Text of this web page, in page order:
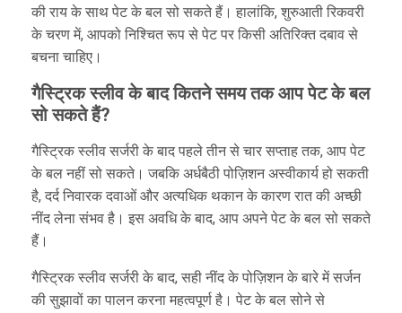
की राय के साथ पेट के बल सो सकते हैं। हालांकि, शुरुआती रिकवरी
के चरण में, आपको निश्चित रूप से पेट पर किसी अतिरिक्त दबाव से
बचना चाहिए।
गैस्ट्रिक स्लीव के बाद कितने समय तक आप पेट के बल
सो सकते हैं?
गैस्ट्रिक स्लीव सर्जरी के बाद पहले तीन से चार सप्ताह तक, आप पेट
के बल नहीं सो सकते। जबकि अर्धबैठी पोज़िशन अस्वीकार्य हो सकती
है, दर्द निवारक दवाओं और अत्यधिक थकान के कारण रात की अच्छी
नींद लेना संभव है। इस अवधि के बाद, आप अपने पेट के बल सो सकते
हैं।
गैस्ट्रिक स्लीव सर्जरी के बाद, सही नींद के पोज़िशन के बारे में सर्जन
की सुझावों का पालन करना महत्वपूर्ण है। पेट के बल सोने से